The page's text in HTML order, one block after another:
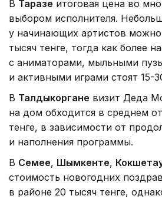
В Таразе итоговая цена во
выбором исполнителя.
у начинающих артистов можно
тысяч тенге, тогда как более
с аниматорами, мыльными
и активными играми стоят 15-
В Талдыкоргане визит Деда
на дом обходится в среднем
тенге, в зависимости от
и наполнения программы.
В Семее, Шымкенте,
стоимость новогодних
в районе 20 тысяч тенге,